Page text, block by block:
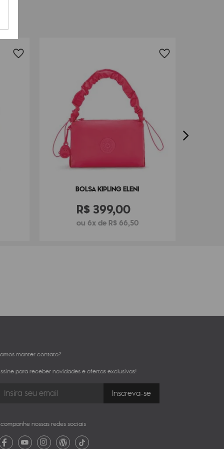
BOLSA KIPLING ELENI
R$ 399,00
ou 6x de R$ 66,50
manter contato?
para receber novidades e ofertas exclusivas!
nossas redes sociais